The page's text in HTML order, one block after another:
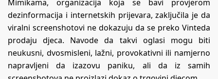
Mimikama, organizacija koja se bavi provjerom
dezinformacija i internetskih prijevara, zaključila je da
viralni screenshotovi ne dokazuju da se preko Vinteda
prodaju djeca. Navode da takvi oglasi mogu biti
neukusni, dvosmisleni, lažni, provokativni ili namjerno
napravljeni da izazovu paniku, ali da iz samih